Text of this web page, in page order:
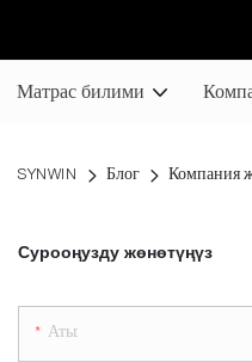
Матрас билими
SYNWIN Блог Компания
Сурооңузду жөнөтүңүз
Аты: